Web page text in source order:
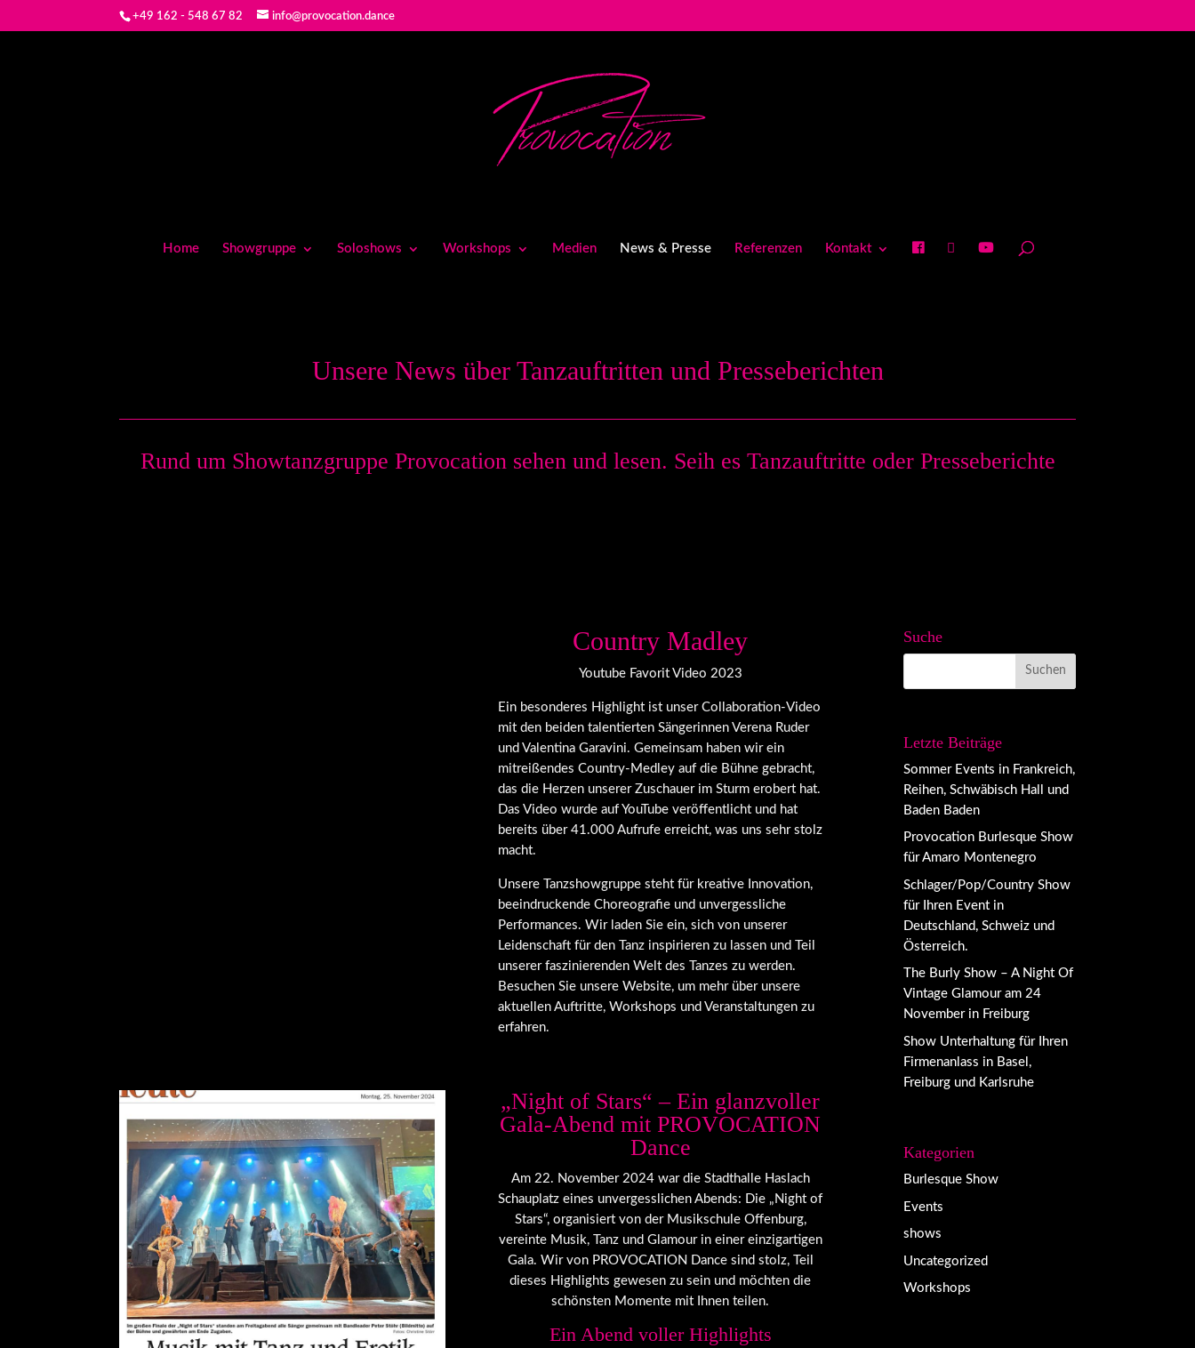
+49 162 - 548 67 82 info@provocation.dance
Home Showgruppe Soloshows Workshops Medien News & Presse Referenzen Kontakt
Unsere News über Tanzauftritten und Presseberichten
Rund um Showtanzgruppe Provocation sehen und lesen. Seih es Tanzauftritte oder Presseberichte
Country Madley
Youtube Favorit Video 2023
Ein besonderes Highlight ist unser Collaboration-Video
mit den beiden talentierten Sängerinnen Verena Ruder
und Valentina Garavini. Gemeinsam haben wir ein
mitreißendes Country-Medley auf die Bühne gebracht,
das die Herzen unserer Zuschauer im Sturm erobert hat.
Das Video wurde auf YouTube veröffentlicht und hat
bereits über 41.000 Aufrufe erreicht, was uns sehr stolz
macht.
Unsere Tanzshowgruppe steht für kreative Innovation,
beeindruckende Choreografie und unvergessliche
Performances. Wir laden Sie ein, sich von unserer
Leidenschaft für den Tanz inspirieren zu lassen und Teil
unserer faszinierenden Welt des Tanzes zu werden.
Besuchen Sie unsere Website, um mehr über unsere
aktuellen Auftritte, Workshops und Veranstaltungen zu
erfahren.
„Night of Stars“ – Ein glanzvoller
Gala-Abend mit PROVOCATION
Dance
Am 22. November 2024 war die Stadthalle Haslach
Schauplatz eines unvergesslichen Abends: Die „Night of
Stars“, organisiert von der Musikschule Offenburg,
vereinte Musik, Tanz und Glamour in einer einzigartigen
Gala. Wir von PROVOCATION Dance sind stolz, Teil
dieses Highlights gewesen zu sein und möchten die
schönsten Momente mit Ihnen teilen.
Ein Abend voller Highlights
Suche
Letzte Beiträge
Sommer Events in Frankreich,
Reihen, Schwäbisch Hall und
Baden Baden
Provocation Burlesque Show
für Amaro Montenegro
Schlager/Pop/Country Show
für Ihren Event in
Deutschland, Schweiz und
Österreich.
The Burly Show – A Night Of
Vintage Glamour am 24
November in Freiburg
Show Unterhaltung für Ihren
Firmenanlass in Basel,
Freiburg und Karlsruhe
Kategorien
Burlesque Show
Events
shows
Uncategorized
Workshops